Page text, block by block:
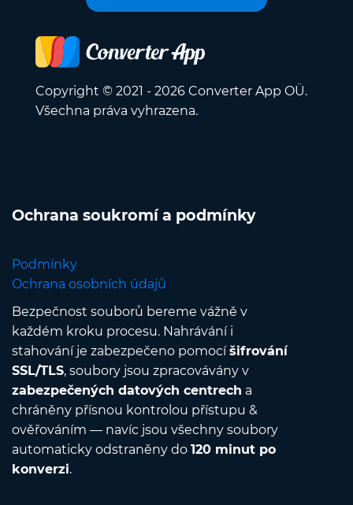
Copyright © 2021 - 2026 Converter App OÜ.
Všechna práva vyhrazena.
Ochrana soukromí a podmínky
Podmínky
Ochrana osobních údajů
Bezpečnost souborů bereme vážně v
každém kroku procesu. Nahrávání i
stahování je zabezpečeno pomocíšifrování
SSL/TLS, soubory jsou zpracovávány v
zabezpečených datových centrech a
chráněny přísnou kontrolou přístupu &
ověřováním — navíc jsou všechny soubory
automaticky odstraněny do 120 minut po
konverzi.